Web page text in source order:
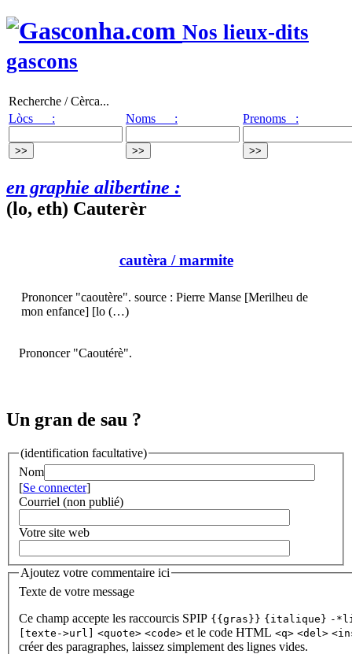
Nos lieux-dits
gascons
Recherche / Cèrca...
Lòcs :
Noms : Prenoms :
en graphie alibertine :
(lo, eth) Cauterèr
cautèra/ marmite
Prononcer "caoutère". source : Pierre Manse [Merilheu de
mon enfance] [lo (…)
Prononcer "Caoutérè".
Un gran de sau ?
(identification facultative)
Nom
[Se connecter]
Courriel (non publié)
Votre site web
Ajoutez votre commentaire ici
Texte de votre message
Ce champ accepte les raccourcis SPIP {{gras}} {italique} -
[texte->url] <quote> <code> et le code HTML <q> <del>
créer des paragraphes, laissez simplement des lignes vides.